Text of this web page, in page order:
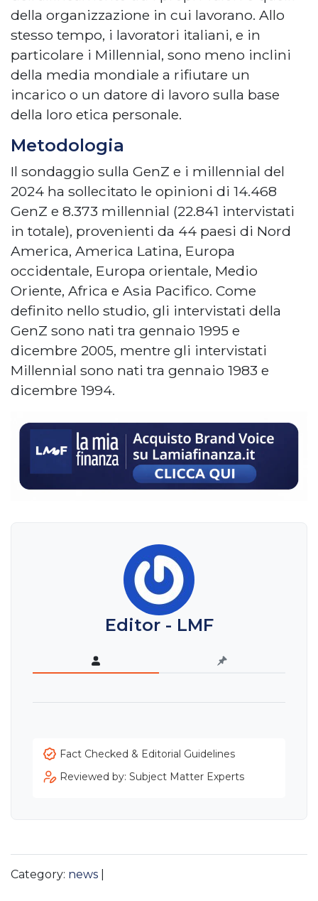
della organizzazione in cui lavorano. Allo
stesso tempo, i lavoratori italiani, e in
particolare i Millennial, sono meno inclini
della media mondiale a rifiutare un
incarico o un datore di lavoro sulla base
della loro etica personale.
Metodologia
Il sondaggio sulla GenZ e i millennial del
2024 ha sollecitato le opinioni di 14.468
GenZ e 8.373 millennial (22.841 intervistati
in totale), provenienti da 44 paesi di Nord
America, America Latina, Europa
occidentale, Europa orientale, Medio
Oriente, Africa e Asia Pacifico. Come
definito nello studio, gli intervistati della
GenZ sono nati tra gennaio 1995 e
dicembre 2005, mentre gli intervistati
Millennial sono nati tra gennaio 1983 e
dicembre 1994.
Editor - LMF
Fact Checked & Editorial Guidelines
Reviewed by: Subject Matter Experts
Category: news